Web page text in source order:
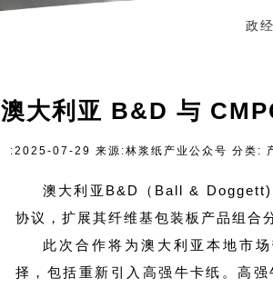
政经
澳大利亚 B&D 与
:2025-07-29 来源:林浆纸产业公众号 分类:
澳大利亚B&D（Ball & Doggett)
协议，扩展其纤维基包装板产品组合
此次合作将为澳大利亚本地市
择，包括重新引入高强牛卡纸。高